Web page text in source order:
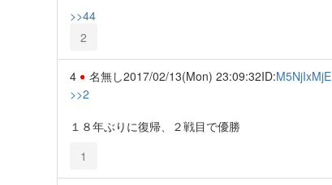
>>44
2
4 名無し2017/02/13(Mon) 23:09:32ID:M5NjIxMjE
>>2
１８年ぶりに復帰、２戦目で優勝
1